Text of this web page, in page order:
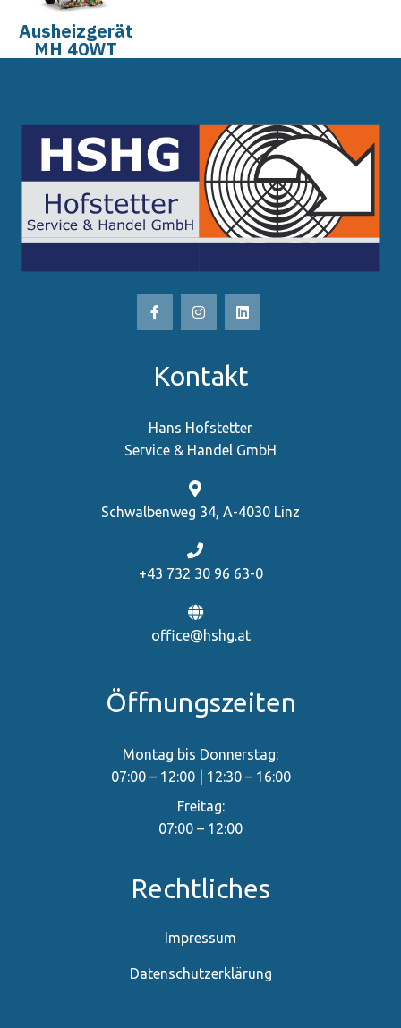
Ausheizgerät
MH 40WT
Kontakt
Hans Hofstetter
Service & Handel GmbH
Schwalbenweg 34, A-4030 Linz
+43 732 30 96 63-0
office@hshg.at
Öffnungszeiten
Montag bis Donnerstag:
07:00 – 12:00 | 12:30 – 16:00
Freitag:
07:00 – 12:00
Rechtliches
Impressum
Datenschutzerklärung